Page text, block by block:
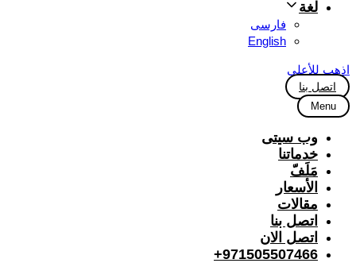
لغة
فارسی
English
اذهب للأعلى
اتصل بنا
Menu
وب سیتی
خدماتنا
مَلَفّ
الأسعار
مقالات
اتصل بنا
اتصل الان
971505507466+